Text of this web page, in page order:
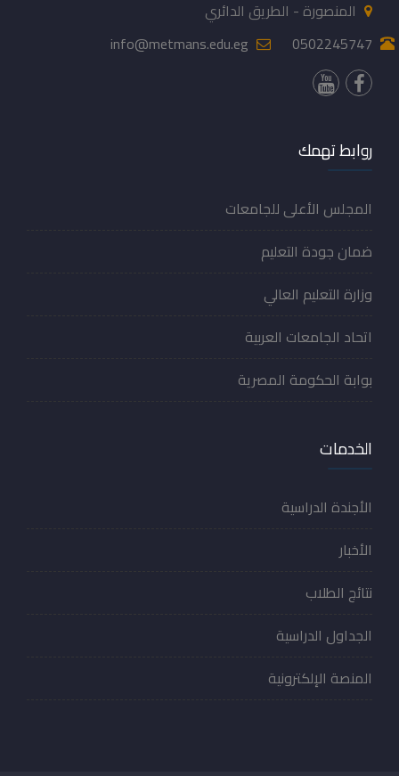
المنصورة - الطريق الدائري
0502245747
info@metmans.edu.eg
روابط تهمك
المجلس الأعلى للجامعات
ضمان جودة التعليم
وزارة التعليم العالي
اتحاد الجامعات العربية
بوابة الحكومة المصرية
الخدمات
الأجندة الدراسية
الأخبار
نتائج الطلاب
الجداول الدراسية
المنصة الإلكترونية